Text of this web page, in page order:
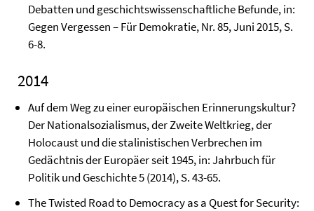
Debatten und geschichtswissenschaftliche Befunde, in:
Gegen Vergessen – Für Demokratie, Nr. 85, Juni 2015, S.
6-8.
2014
Auf dem Weg zu einer europäischen Erinnerungskultur?
Der Nationalsozialismus, der Zweite Weltkrieg, der
Holocaust und die stalinistischen Verbrechen im
Gedächtnis der Europäer seit 1945, in: Jahrbuch für
Politik und Geschichte 5 (2014), S. 43-65.
The Twisted Road to Democracy as a Quest for Security: